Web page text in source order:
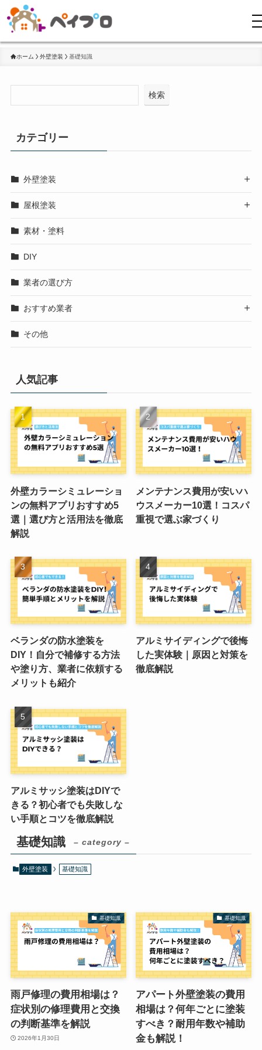
ホーム 外壁塗装 基礎知識
基礎知識 – category –
外壁塗装 基礎知識
基礎知識
雨戸修理の費用相場は？
症状別の修理費用と交換
の判断基準を解説
2026年1月30日
基礎知識
アパート外壁塗装の費用
相場は？何年ごとに塗装
すべき？耐用年数や補助
金も解説！
検索
カテゴリー
外壁塗装 
屋根塗装 
素材・塗料
DIY
業者の選び方
おすすめ業者 
その他
人気記事
外壁カラーシミュレーショ
ンの無料アプリおすすめ5
選｜選び方と活用法を徹底
解説
メンテナンス費用が安いハ
ウスメーカー10選！コスパ
重視で選ぶ家づくり
ベランダの防水塗装を
DIY！自分で補修する方法
や塗り方、業者に依頼する
メリットも紹介
アルミサイディングで後悔
した実体験｜原因と対策を
徹底解説
アルミサッシ塗装はDIYで
きる？初心者でも失敗しな
い手順とコツを徹底解説